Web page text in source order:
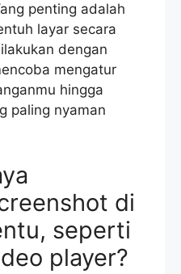
penting adalah
layar secara
dengan
mengatur
hingga
paling nyaman
di
seperti
player?